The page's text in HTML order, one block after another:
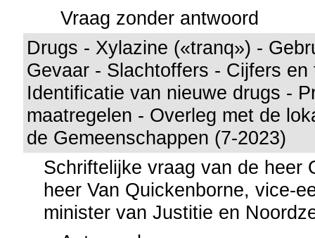
Vraag zonder antwoord
Drugs - Xylazine («tranq») -
Gevaar - Slachtoffers - Cijfers en
Identificatie van nieuwe drugs -
maatregelen - Overleg met de
de Gemeenschappen (7-2023)
Schriftelijke vraag van de heer
heer Van Quickenborne, vice-
minister van Justitie en